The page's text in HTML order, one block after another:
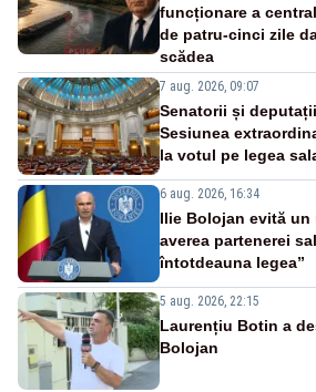
funcționare a
de patru-cinci zile
scădea
7 aug. 2026, 09:07
Senatorii și
Sesiunea
la votul pe legea
6 aug. 2026, 16:34
Ilie Bolojan evită
averea partenerei
întotdeauna legea”
5 aug. 2026, 22:15
Laurențiu Botin a
Bolojan